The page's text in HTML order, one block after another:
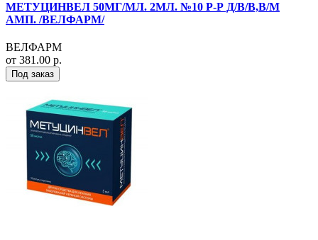
МЕТУЦИНВЕЛ 50МГ/МЛ. 2МЛ. №10 Р-Р Д/В/В,В/М
АМП. /ВЕЛФАРМ/
ВЕЛФАРМ
от 381.00 р.
Под заказ